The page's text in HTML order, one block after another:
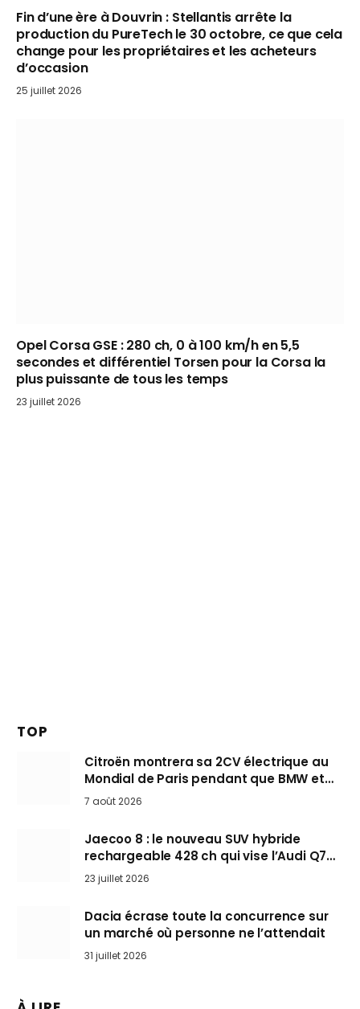
Fin d’une ère à Douvrin : Stellantis arrête la
production du PureTech le 30 octobre, ce que cela
change pour les propriétaires et les acheteurs
d’occasion
25 juillet 2026
Opel Corsa GSE : 280 ch, 0 à 100 km/h en 5,5
secondes et différentiel Torsen pour la Corsa la
plus puissante de tous les temps
23 juillet 2026
TOP
Citroën montrera sa 2CV électrique au
Mondial de Paris pendant que BMW et
Mini désertent le salon
7 août 2026
Jaecoo 8 : le nouveau SUV hybride
rechargeable 428 ch qui vise l’Audi Q7
arrive en Europe cet automne
23 juillet 2026
Dacia écrase toute la concurrence sur
un marché où personne ne l’attendait
31 juillet 2026